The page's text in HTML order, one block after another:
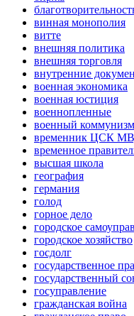
винная монополия
витте
внешняя политика
внешняя торговля
внутренние
военная экономика
военная юстиция
военнопленные
военный коммунизм
временник ЦСК
временное
высшая школа
география
германия
голод
горное дело
городское
городское хозяйство
госдолг
государственное
государственный
госуправление
гражданская война